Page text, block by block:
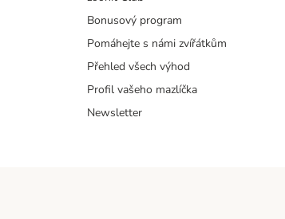
Bonusový program
Pomáhejte s námi zvířátkům
Přehled všech výhod
Profil vašeho mazlíčka
Newsletter